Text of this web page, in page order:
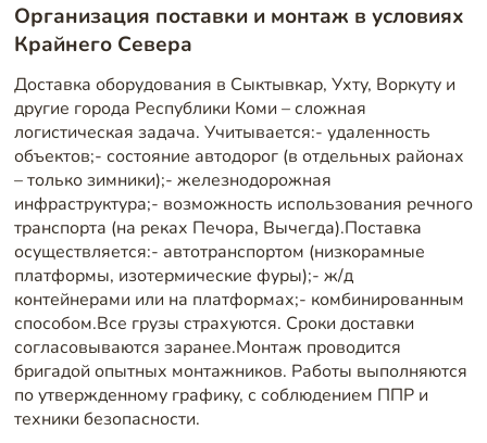
Организация поставки и монтаж в условиях
Крайнего Севера
Доставка оборудования в Сыктывкар, Ухту, Воркуту и
другие города Республики Коми – сложная
логистическая задача. Учитывается:- удаленность
объектов;- состояние автодорог (в отдельных районах
– только зимники);- железнодорожная
инфраструктура;- возможность использования речного
транспорта (на реках Печора, Вычегда).Поставка
осуществляется:- автотранспортом (низкорамные
платформы, изотермические фуры);- ж/д
контейнерами или на платформах;- комбинированным
способом.Все грузы страхуются. Сроки доставки
согласовываются заранее.Монтаж проводится
бригадой опытных монтажников. Работы выполняются
по утвержденному графику, с соблюдением ППР и
техники безопасности.